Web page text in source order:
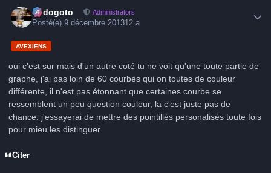
frédogoto Administrators
Posté(e)9 décembre 201312 a
AVEXIENS
oui c'est sur mais d'un autre coté tu ne voit qu'une toute partie de
graphe, j'ai pas loin de 60 courbes qui on toutes de couleur
différente, il n'est pas étonnant que certaines courbe se
ressemblent un peu question couleur, la c'est juste pas de
chance. j'essayerai de mettre des pointillés personalisés toute fois
pour mieu les distinguer
Citer